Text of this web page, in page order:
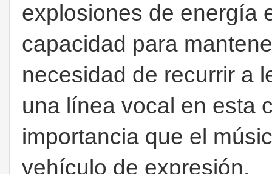
explosiones de energía
capacidad para
necesidad de recurrir a
una línea vocal en esta
importancia que el
vehículo de expresión.